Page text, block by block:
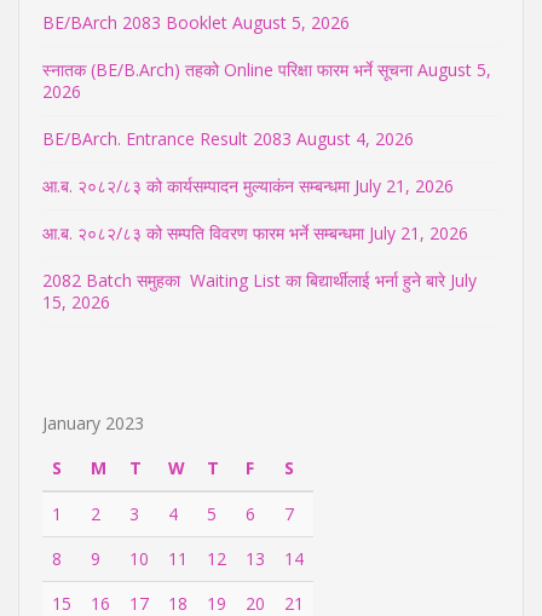
BE/BArch 2083 Booklet August 5, 2026
स्नातक (BE/B.Arch) तहको Online परिक्षा फारम भर्ने सूचना August 5,
2026
BE/BArch. Entrance Result 2083 August 4, 2026
आ.ब. २०८२/८३ को कार्यसम्पादन मुल्याकंन सम्बन्धमा July 21, 2026
आ.ब. २०८२/८३ को सम्पति विवरण फारम भर्ने सम्बन्धमा July 21, 2026
2082 Batch समुहका Waiting List का बिद्यार्थीलाई भर्ना हुने बारे July
15, 2026
January 2023
S
M T W T F
S
1
2 3 4 5 6
7
8
9 10 11 12 13
14
15
16 17 18 19 20
21